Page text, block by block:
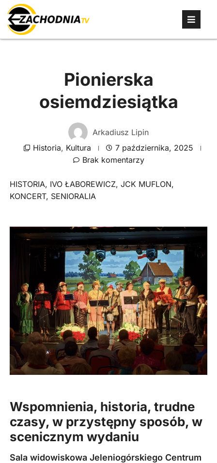
Pionierska
osiemdziesiątka
Arkadiusz Lipin
Historia, Kultura
7 października, 2025
Brak komentarzy
HISTORIA, IVO ŁABOREWICZ, JCK MUFLON,
KONCERT, SENIORALIA
Wspomnienia, historia, trudne
czasy, w przystępny sposób, w
scenicznym wydaniu
Sala widowiskowa Jeleniogórskiego Centrum